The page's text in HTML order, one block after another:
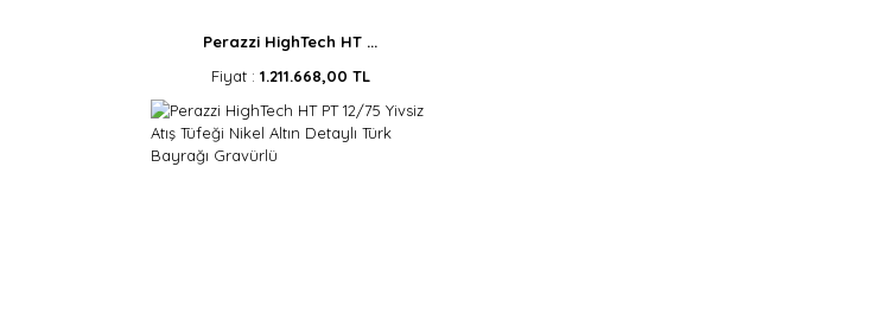
Perazzi HighTech HT ...
Fiyat : 1.211.668,00 TL